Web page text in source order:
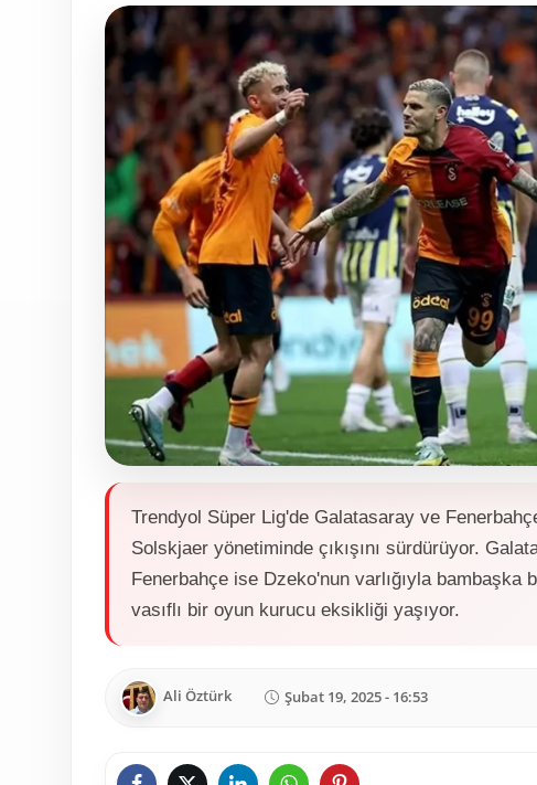
Trendyol Süper Lig'de Galatasaray ve
Solskjaer yönetiminde çıkışını sürdürüyor.
Fenerbahçe ise Dzeko'nun varlığıyla
vasıflı bir oyun kurucu eksikliği yaşıyor.
Ali Öztürk Şubat 19, 2025 - 16:53